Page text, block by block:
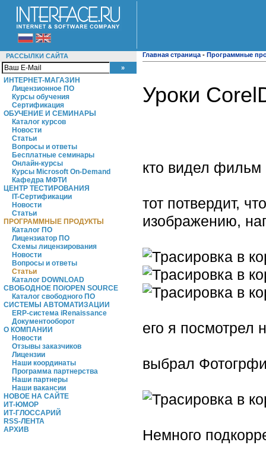
РАССЫЛКИ САЙТА
ИНТЕРНЕТ-МАГАЗИН
Лицензионное ПО
Курсы обучения
Сертификация
ОБУЧЕНИЕ И СЕМИНАРЫ
Каталог курсов
Новости
Статьи
Вопросы и ответы
Бесплатные семинары
Онлайн-курсы
Курсы Microsoft On-Demand
Кафедра МФТИ
ЦЕНТР ТЕСТИРОВАНИЯ
IT-Сертификации
Новости
Статьи
ПРОГРАММНЫЕ ПРОДУКТЫ
Каталог ПО
Лицензиатор ПО
Схемы лицензирования
Новости
Вопросы и ответы
Статьи
Каталог DOWNLOAD
СВОБОДНОЕ ПО/OPEN SOURCE
Каталог свободного ПО
СИСТЕМЫ АВТОМАТИЗАЦИИ
ERP-система iRenaissance
Документооборот
О КОМПАНИИ
Новости
Отзывы заказчиков
Лицензии
Наши координаты
Программа партнерства
Наши партнеры
Наши вакансии
НОВОЕ НА САЙТЕ
ИТ-ЮМОР
ИТ-ГЛОССАРИЙ
RSS-ЛЕНТА
АРХИВ
Главная страница - Программные
Уроки
кто видел
тот потвердит,
изображению,
его я посмотрел
выбрал
Немного